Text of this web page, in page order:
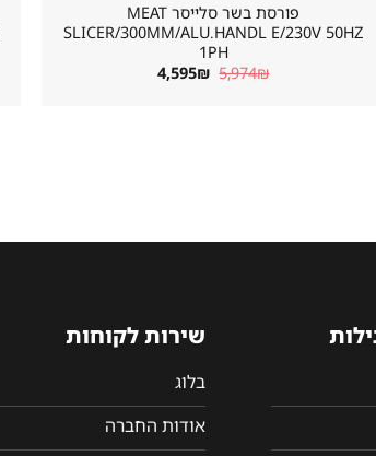
פורסת בשר סלייסר MEAT
SLICER/300MM/ALU.HANDL E/230V 50HZ
1PH
5,974₪ המחיר
המקורי
4,595₪ המחיר
שירות לקוחות
בלוג
אודות החברה